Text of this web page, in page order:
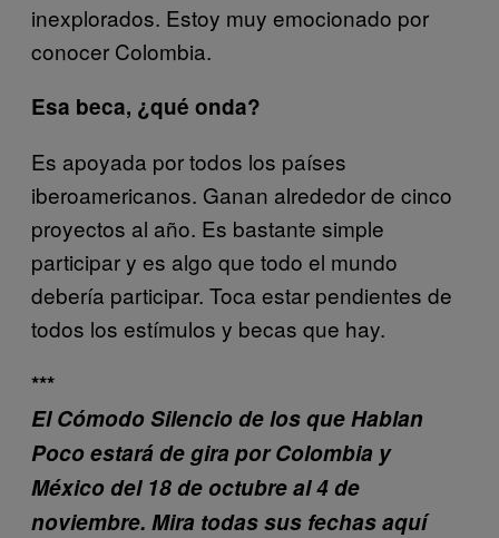
inexplorados. Estoy muy emocionado por
conocer Colombia.
Esa beca, ¿qué onda?
Es apoyada por todos los países
iberoamericanos. Ganan alrededor de cinco
proyectos al año. Es bastante simple
participar y es algo que todo el mundo
debería participar. Toca estar pendientes de
todos los estímulos y becas que hay.
***
El Cómodo Silencio de los que Hablan
Poco estará de gira por Colombia y
México del 18 de octubre al 4 de
noviembre. Mira todas sus fechas aquí